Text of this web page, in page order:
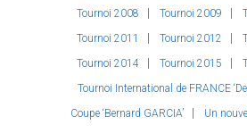
Tournoi 2008
Tournoi 2009
Tournoi 2011
Tournoi 2012
Tournoi 2014
Tournoi 2015
Tournoi International de FRANCE
Coupe ‘Bernard GARCIA’
Un